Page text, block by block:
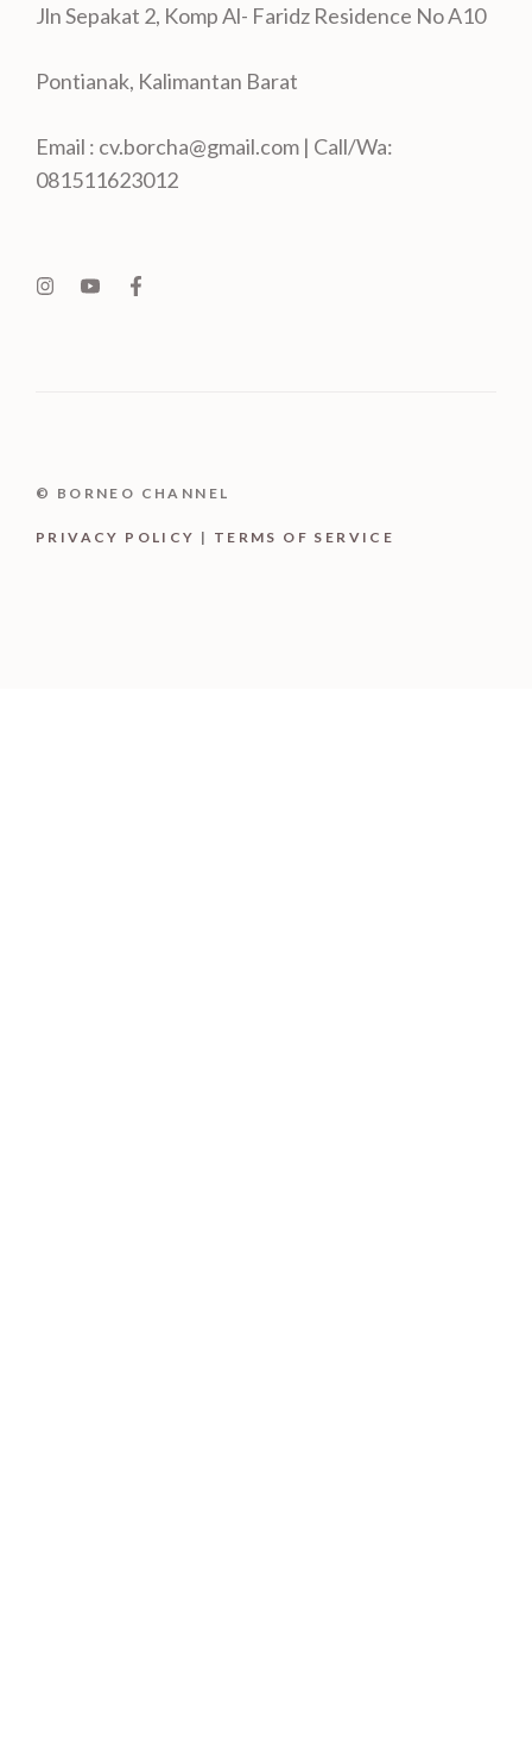
Jln Sepakat 2, Komp Al- Faridz Residence No A10
Pontianak, Kalimantan Barat
Email : cv.borcha@gmail.com | Call/Wa:
081511623012
© BORNEO CHANNEL
PRIVACY POLICY | TERMS OF SERVICE